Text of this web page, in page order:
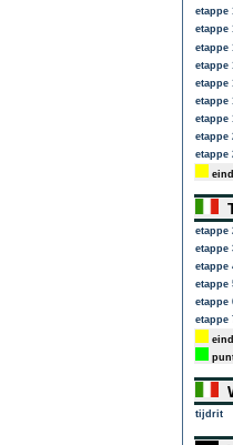
etappe
etappe
etappe
etappe
etappe
etappe
etappe
etappe
etappe
etappe
etappe
etappe
etappe
etappe
etappe
tijdrit